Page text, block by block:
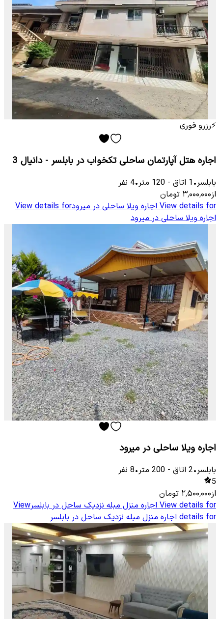
⚡رزرو فوری
اجاره هتل آپارتمان ساحلی تکخواب در بابلسر - دانیال 3
بابلسر•
1 اتاق -
120 متر•
4 نفر
از۳٬۰۰۰٬۰۰۰ تومان
View details for اجاره ویلا ساحلی در میرودView details for
اجاره ویلا ساحلی در میرود
اجاره ویلا ساحلی در میرود
بابلسر•
2 اتاق -
200 متر•
8 نفر
5
از۲٬۵۰۰٬۰۰۰ تومان
View details for اجاره منزل مبله نزدیک ساحل در بابلسرView
details for اجاره منزل مبله نزدیک ساحل در بابلسر